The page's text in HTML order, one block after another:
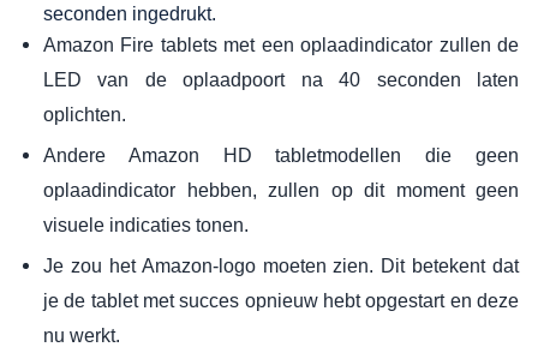
seconden ingedrukt.
Amazon Fire tablets met een oplaadindicator zullen de
LED van de oplaadpoort na 40 seconden laten
oplichten.
Andere Amazon HD tabletmodellen die geen
oplaadindicator hebben, zullen op dit moment geen
visuele indicaties tonen.
Je zou het Amazon-logo moeten zien. Dit betekent dat
je de tablet met succes opnieuw hebt opgestart en deze
nu werkt.